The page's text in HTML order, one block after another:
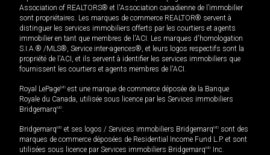
Association of REALTORS® et l'Association canadienne de l’immobilier
sont propriétaires. Les marques de commerce REALTOR® servent à
distinguer les services immobiliers offerts par les courtiers et agents
immobilier en tant que membres de l'ACI. Les marques d'homologation
S.I.A.® /MLS®, Service inter-agences®, et leurs logos respectifs sont la
propriété de l'ACI, et ils servent à identifier les services immobiliers que
fournissent les courtiers et agents membres de l'ACI.
Royal LePageMD est une marque de commerce déposée de la Banque
Royale du Canada, utilisée sous licence par les Services immobiliers
BridgemarqMD.
BridgemarqMD et ses logos / Services immobiliers BridgemarqMD sont des
marques de commerce déposées de Residential Income Fund L.P. et sont
utilisées sous licence par Services immobiliers BridgemarqMD Inc.